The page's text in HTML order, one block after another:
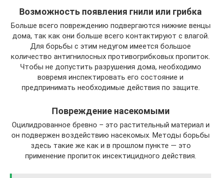
Возможность появления гнили или грибка
Больше всего повреждению подвергаются нижние венцы
дома, так как они больше всего контактируют с влагой.
Для борьбы с этим недугом имеется большое
количество антигнилосных противогрибковых пропиток.
Чтобы не допустить разрушения дома, необходимо
вовремя инспектировать его состояние и
предпринимать необходимые действия по защите.
Повреждение насекомыми
Оцилидрованное бревно – это растительный материал и
он подвержен воздействию насекомых. Методы борьбы
здесь такие же как и в прошлом пункте — это
применение пропиток инсектицидного действия.